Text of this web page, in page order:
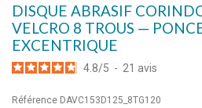
DISQUE ABRASIF
VELCRO 8 TROUS —
EXCENTRIQUE
4.8/5 - 21 avis
Référence DAVC153D125_8TG120